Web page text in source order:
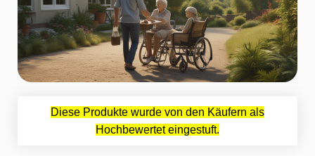
Diese Produkte wurde von den Käufern als
Hochbewertet eingestuft.